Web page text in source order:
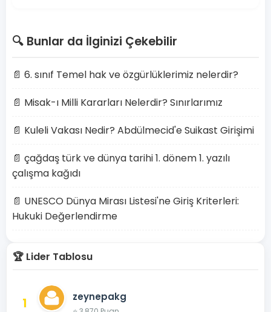
🔍 Bunlar da İlginizi Çekebilir
📄 6. sınıf Temel hak ve özgürlüklerimiz nelerdir?
📄 Misak-ı Milli Kararları Nelerdir? Sınırlarımız
📄 Kuleli Vakası Nedir? Abdülmecid'e Suikast Girişimi
📄 çağdaş türk ve dünya tarihi 1. dönem 1. yazılı
çalışma kağıdı
📄 UNESCO Dünya Mirası Listesi'ne Giriş Kriterleri:
Hukuki Değerlendirme
🏆 Lider Tablosu
1 zeynepakg